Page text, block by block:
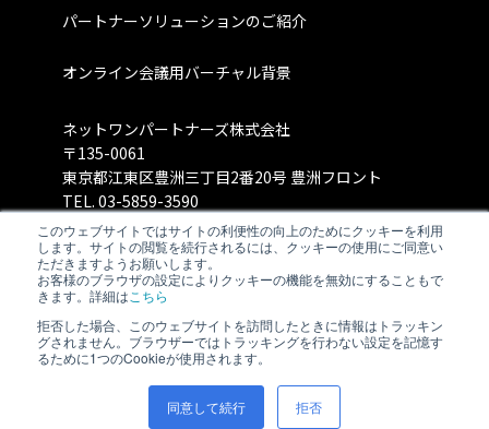
このウェブサイトではサイトの利便性の向上のためにクッキーを利用
します。サイトの閲覧を続行されるには、クッキーの使用にご同意い
ただきますようお願いします。
お客様のブラウザの設定によりクッキーの機能を無効にすることもで
きます。詳細は こちら
拒否した場合、このウェブサイトを訪問したときに情報はトラッキン
グされません。ブラウザーではトラッキングを行わない設定を記憶す
るために1つのCookieが使用されます。
同意して続行 拒否
パートナーソリューションのご紹介
オンライン会議用バーチャル背景
ネットワンパートナーズ株式会社
〒135-0061
東京都江東区豊洲三丁目2番20号 豊洲フロント
TEL. 03-5859-3590
©Net One Partners Co., Ltd.